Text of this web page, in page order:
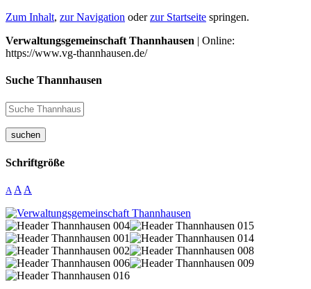
Zum Inhalt, zur Navigation oderzur Startseite springen.
Verwaltungsgemeinschaft Thannhausen | Online:
https://www.vg-thannhausen.de/
Suche Thannhausen
suchen
Schriftgröße
A A A